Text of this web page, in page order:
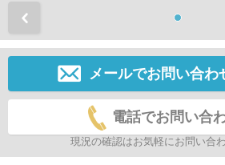
メールでお問い合わ
電話でお問い合
現況の確認はお気軽にお問い合